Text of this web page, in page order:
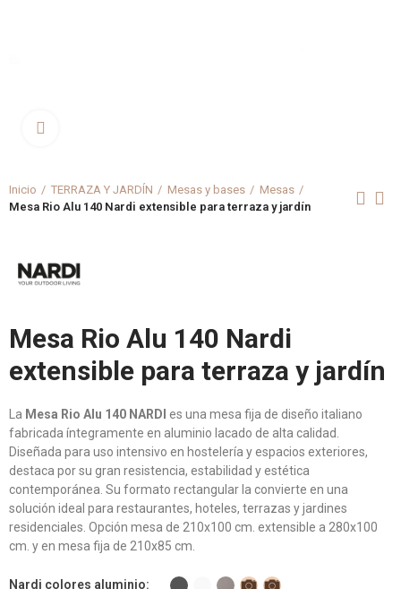
Inicio TERRAZA Y JARDÍN Mesas y bases
Mesas
Mesa Rio Alu 140 Nardi extensible para terraza y jardín
Mesa Rio Alu 140 Nardi
extensible para terraza y jardín
La Mesa Rio Alu 140 NARDI es una mesa fija de diseño italiano
fabricada íntegramente en aluminio lacado de alta calidad.
Diseñada para uso intensivo en hostelería y espacios exteriores,
destaca por su gran resistencia, estabilidad y estética
contemporánea. Su formato rectangular la convierte en una
solución ideal para restaurantes, hoteles, terrazas y jardines
residenciales. Opción mesa de 210x100 cm. extensible a 280x100
cm. y en mesa fija de 210x85 cm.
Nardi colores aluminio